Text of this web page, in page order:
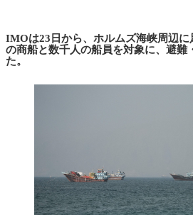
IMOは23日から、ホルムズ海峡周辺
の商船と数千人の船員を対象に、避難
た。